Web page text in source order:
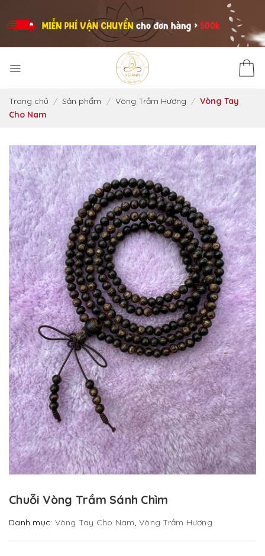
to
content
Trang chủ / Sản phẩm / Vòng Trầm Hương / Vòng Tay
Cho Nam
Chuỗi Vòng Trầm Sánh Chìm
Danh mục: Vòng Tay Cho Nam, Vòng Trầm Hương